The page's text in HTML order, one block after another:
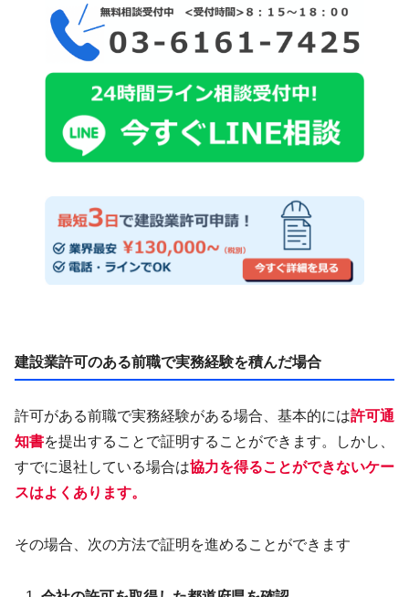
建設業許可のある前職で実務経験を積んだ場合
許可がある前職で実務経験がある場合、基本的には許可通
知書を提出することで証明することができます。しかし、
すでに退社している場合は協力を得ることができないケー
スはよくあります。
その場合、次の方法で証明を進めることができます